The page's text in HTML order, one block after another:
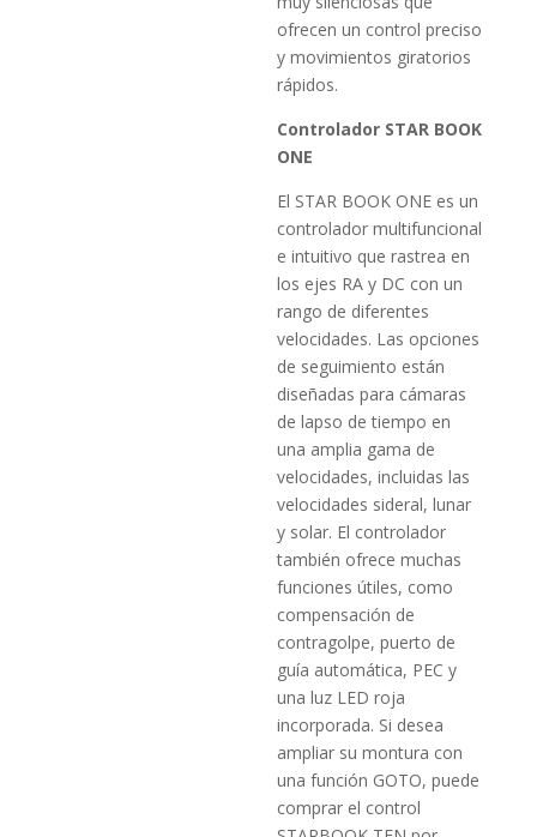
ofrecen un control preciso
y movimientos giratorios
rápidos.
Controlador STAR BOOK
ONE
El STAR BOOK ONE es un
controlador multifuncional
e intuitivo que rastrea en
los ejes RA y DC con un
rango de diferentes
velocidades. Las opciones
de seguimiento están
diseñadas para cámaras
de lapso de tiempo en
una amplia gama de
velocidades, incluidas las
velocidades sideral, lunar
y solar. El controlador
también ofrece muchas
funciones útiles, como
compensación de
contragolpe, puerto de
guía automática, PEC y
una luz LED roja
incorporada. Si desea
ampliar su montura con
una función GOTO, puede
comprar el control